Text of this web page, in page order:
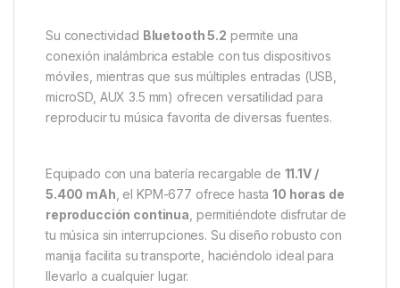
Su conectividad Bluetooth 5.2 permite una
conexión inalámbrica estable con tus dispositivos
móviles, mientras que sus múltiples entradas (USB,
microSD, AUX 3.5 mm) ofrecen versatilidad para
reproducir tu música favorita de diversas fuentes.
Equipado con una batería recargable de 11.1V /
5.400 mAh , el KPM-677 ofrece hasta10 horas de
reproducción continua , permitiéndote disfrutar de
tu música sin interrupciones. Su diseño robusto con
manija facilita su transporte, haciéndolo ideal para
llevarlo a cualquier lugar.